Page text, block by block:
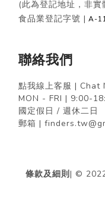
(此為登記地址，非
食品業登記字號 | A-
聯絡我們
點我線上客服 | Chat
MON - FRI | 9:00-
國定假日 / 週休二日
郵箱 |
條款及細則| ©